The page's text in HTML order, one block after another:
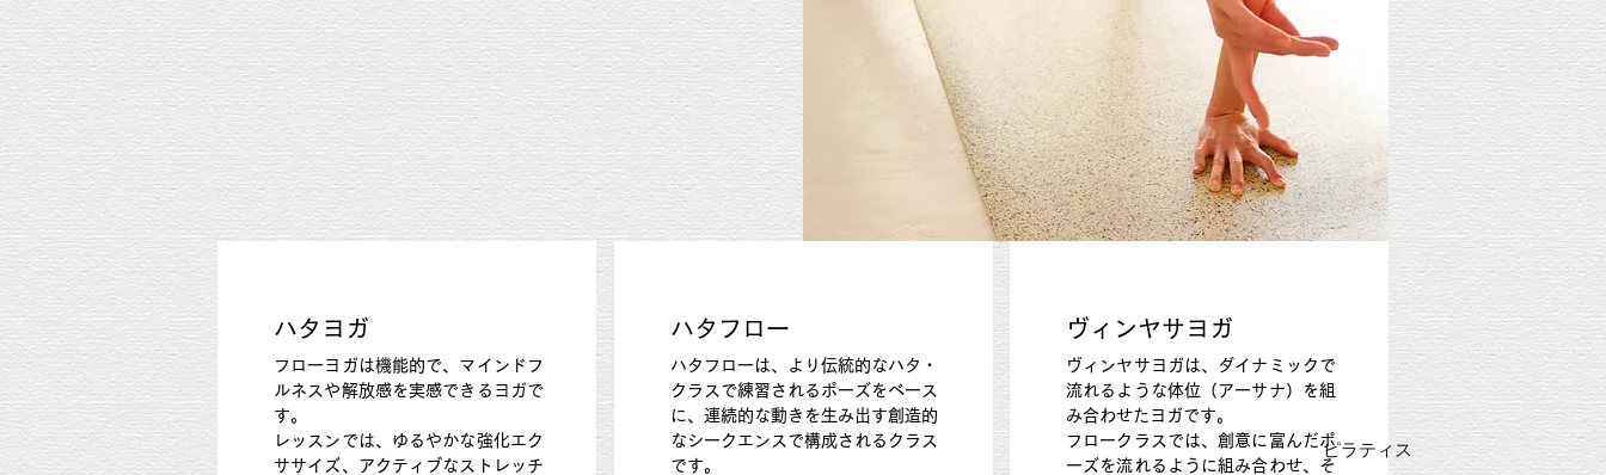
ピラティス
ハタ ​ヨガ
フローヨガは機能的で、マインドフ
ルネスや解放感を実感できるヨガで
す。
レッスンでは、ゆるやかな強化エク
ササイズ、アクティブなストレッチ
ハタフロー
ハタフローは、より伝統的なハタ・
クラスで練習されるポーズをベース
に、連続的な動きを生み出す創造的
なシークエンスで構成されるクラス
です。
ヴィンヤサヨガ
ヴィンヤサヨガは、ダイナミックで
流れるような体位（アーサナ）を組
み合わせたヨガです。
フロークラスでは、創意に富んだポ
ーズを流れるように組み合わせ、そ